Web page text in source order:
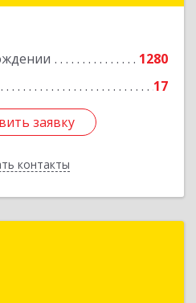
1280
17
заявку
контакты
заявку
Назад
Альметьевск г, Мира